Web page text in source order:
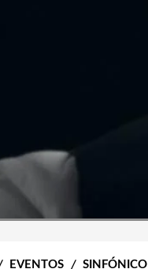
EVENTOS SINFÓNICO